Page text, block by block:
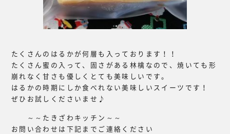
たくさんのはるかが何層も入っております！！
たくさん蜜の入って、固さがある林檎なので、焼いても形
崩れなく甘さも優しくとても美味しいです。
はるかの時期にしか食べれない美味しいスイーツです！
ぜひお試しくださいませ♪
～～たきざわキッチン～～
お問い合わせは下記までご連絡ください